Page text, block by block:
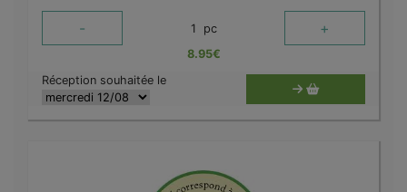
- 1 pc +
8.95€
Réception souhaitée le